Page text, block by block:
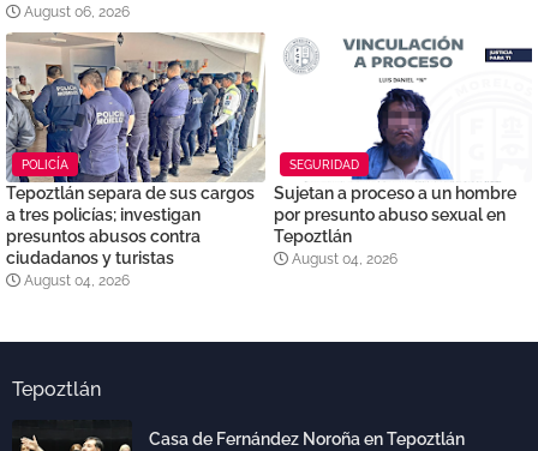
August 06, 2026
POLICÍA
Tepoztlán separa de sus cargos
a tres policías; investigan
presuntos abusos contra
ciudadanos y turistas
August 04, 2026
SEGURIDAD
Sujetan a proceso a un hombre
por presunto abuso sexual en
Tepoztlán
August 04, 2026
Tepoztlán
Casa de Fernández Noroña en Tepoztlán